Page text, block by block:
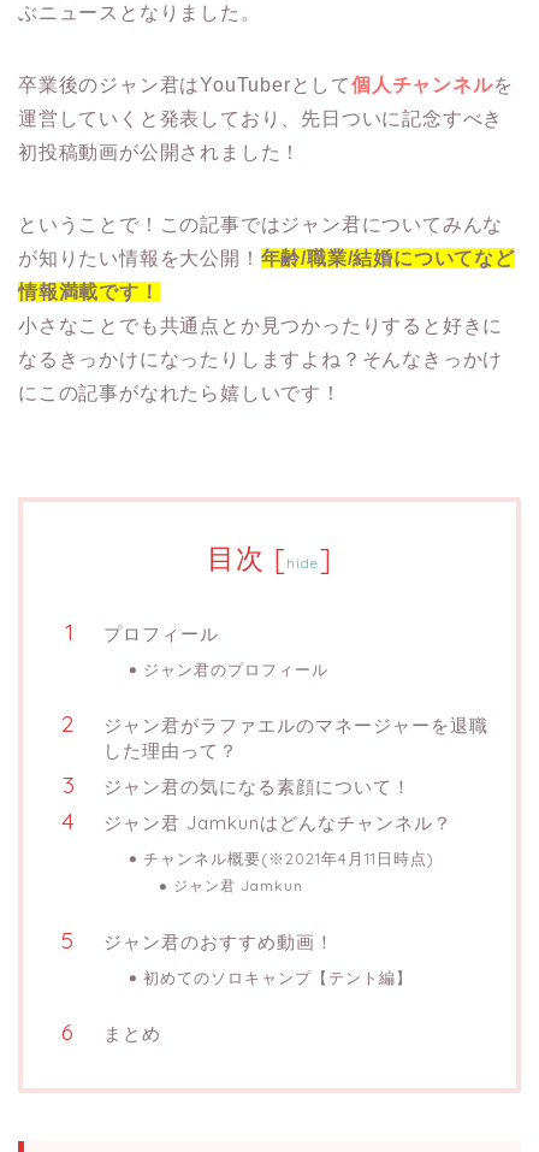
ぶニュースとなりました。
卒業後のジャン君はYouTuberとして個人チャンネルを
運営していくと発表しており、先日ついに記念すべき
初投稿動画が公開されました！
ということで！この記事ではジャン君についてみんな
が知りたい情報を大公開！ 年齢/職業/結婚についてなど
情報満載です！
小さなことでも共通点とか見つかったりすると好きに
なるきっかけになったりしますよね？そんなきっかけ
にこの記事がなれたら嬉しいです！
目次 [hide]
プロフィール
ジャン君のプロフィール
ジャン君がラファエルのマネージャーを退職
した理由って？
ジャン君の気になる素顔について！
ジャン君 Jamkunはどんなチャンネル？
チャンネル概要(※2021年4月11日時点)
ジャン君 Jamkun
ジャン君のおすすめ動画！
初めてのソロキャンプ【テント編】
まとめ